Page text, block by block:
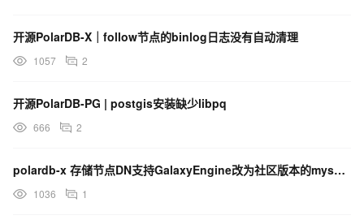
开源PolarDB-X｜follow节点的binlog日志没有自动清理
1057 2
开源PolarDB-PG | postgis安装缺少libpq
666 2
polardb-x 存储节点DN支持GalaxyEngine改为社区版本的mysql不
1036 1